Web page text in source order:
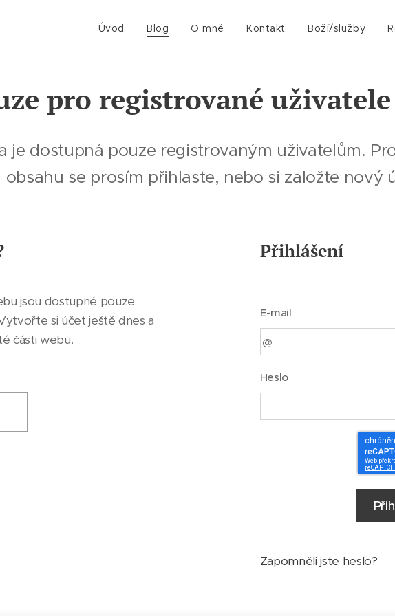
Úvod Blog O mně Kontakt Boží/služby
pro registrované uživatele
je dostupná pouze registrovaným uživatelům.
obsahu se prosím přihlaste, nebo si založte nový
jsou dostupné pouze
si účet ještě dnes a
části webu.
Přihlášení
E-mail
Heslo
Zapomněli jste heslo?